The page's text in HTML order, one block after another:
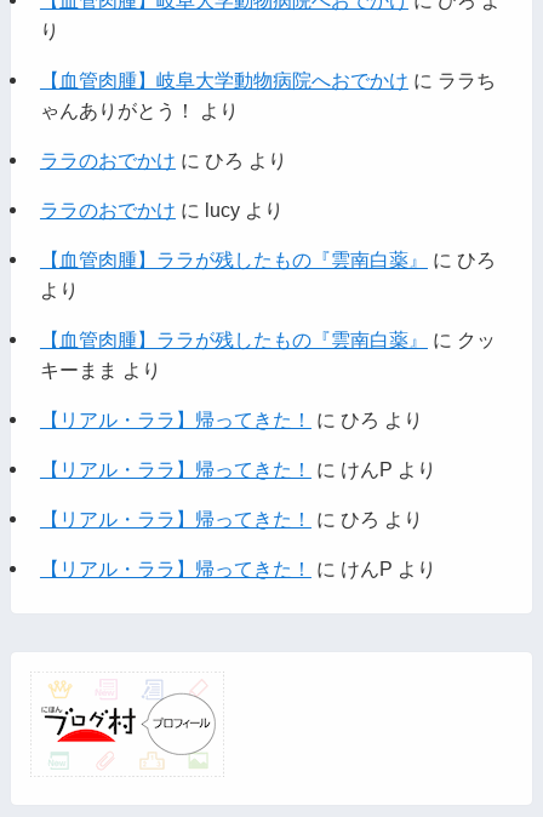
り
【血管肉腫】岐阜大学動物病院へおでかけ に ララち
ゃんありがとう！
より
ララのおでかけ に ひろ より
ララのおでかけ に lucyより
【血管肉腫】ララが残したもの『雲南白薬』 に ひろ
より
【血管肉腫】ララが残したもの『雲南白薬』 に クッ
キーまま より
【リアル・ララ】帰ってきた！ に ひろ より
【リアル・ララ】帰ってきた！ に けんP より
【リアル・ララ】帰ってきた！ に ひろ より
【リアル・ララ】帰ってきた！ に けんP より